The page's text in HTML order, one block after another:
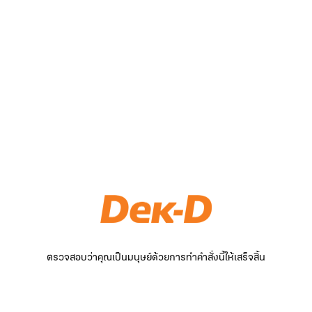
ตรวจสอบว่าคุณเป็นมนุษย์ด้วยการทำคำสั่งนี้ให้เสร็จสิ้น